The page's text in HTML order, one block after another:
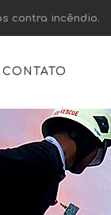
contra incêndio.
CONTATO